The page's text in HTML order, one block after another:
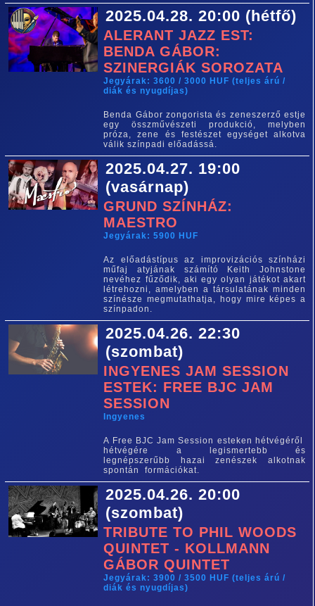
2025.04.28. 20:00 (hétfő)
ALERANT JAZZ EST:
BENDA GÁBOR:
SZINERGIÁK SOROZATA
Jegyárak: 3600 / 3000 HUF (teljes árú /
diák és nyugdíjas)
Benda Gábor zongorista és zeneszerző estje
egy összművészeti produkció, melyben
próza, zene és festészet egységet alkotva
válik színpadi előadássá.
2025.04.27. 19:00
(vasárnap)
GRUND SZÍNHÁZ:
MAESTRO
Jegyárak: 5900 HUF
Az előadástípus az improvizációs színházi
műfaj atyjának számító Keith Johnstone
nevéhez fűződik, aki egy olyan játékot akart
létrehozni, amelyben a társulatának minden
színésze megmutathatja, hogy mire képes a
színpadon.
2025.04.26. 22:30
(szombat)
INGYENES JAM SESSION
ESTEK: FREE BJC JAM
SESSION
Ingyenes
A Free BJC Jam Session esteken hétvégéről
hétvégére a legismertebb és
legnépszerűbb hazai zenészek alkotnak
spontán formációkat.
2025.04.26. 20:00
(szombat)
TRIBUTE TO PHIL WOODS
QUINTET - KOLLMANN
GÁBOR QUINTET
Jegyárak: 3900 / 3500 HUF (teljes árú /
diák és nyugdíjas)